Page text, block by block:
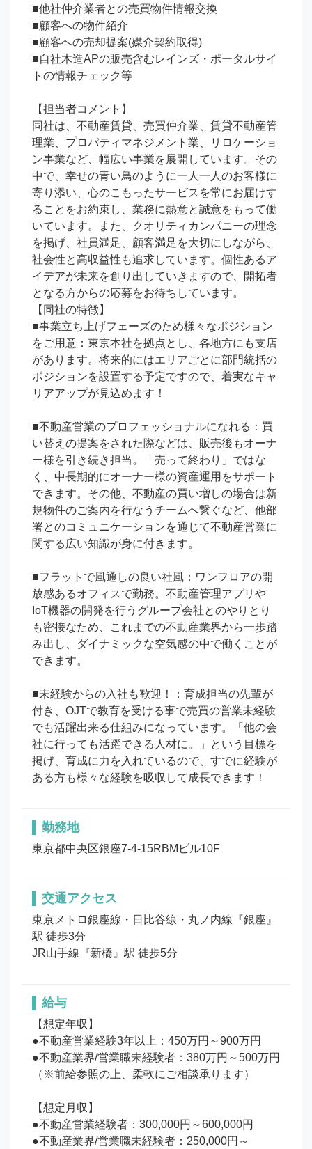
■他社仲介業者との売買物件情報交換
■顧客への物件紹介
■顧客への売却提案(媒介契約取得)
■自社木造APの販売含むレインズ・ポータルサイ
トの情報チェック等
【担当者コメント】
同社は、不動産賃貸、売買仲介業、賃貸不動産管
理業、プロパティマネジメント業、リロケーショ
ン事業など、幅広い事業を展開しています。その
中で、幸せの青い鳥のように一人一人のお客様に
寄り添い、心のこもったサービスを常にお届けす
ることをお約束し、業務に熱意と誠意をもって働
いています。また、クオリティカンパニーの理念
を掲げ、社員満足、顧客満足を大切にしながら、
社会性と高収益性も追求しています。個性あるア
イデアが未来を創り出していきますので、開拓者
となる方からの応募をお待ちしています。
【同社の特徴】
■事業立ち上げフェーズのため様々なポジション
をご用意：東京本社を拠点とし、各地方にも支店
があります。将来的にはエリアごとに部門統括の
ポジションを設置する予定ですので、着実なキャ
リアアップが見込めます！
■不動産営業のプロフェッショナルになれる：買
い替えの提案をされた際などは、販売後もオーナ
ー様を引き続き担当。「売って終わり」ではな
く、中長期的にオーナー様の資産運用をサポート
できます。その他、不動産の買い増しの場合は新
規物件のご案内を行なうチームへ繋ぐなど、他部
署とのコミュニケーションを通じて不動産営業に
関する広い知識が身に付きます。
■フラットで風通しの良い社風：ワンフロアの開
放感あるオフィスで勤務。不動産管理アプリや
IoT機器の開発を行うグループ会社とのやりとり
も密接なため、これまでの不動産業界から一歩踏
み出し、ダイナミックな空気感の中で働くことが
できます。
■未経験からの入社も歓迎！：育成担当の先輩が
付き、OJTで教育を受ける事で売買の営業未経験
でも活躍出来る仕組みになっています。「他の会
社に行っても活躍できる人材に。」という目標を
掲げ、育成に力を入れているので、すでに経験が
ある方も様々な経験を吸収して成長できます！
勤務地
東京都中央区銀座7-4-15RBMビル10F
交通アクセス
東京メトロ銀座線・日比谷線・丸ノ内線『銀座』
駅 徒歩3分
JR山手線『新橋』駅 徒歩5分
給与
【想定年収】
●不動産営業経験3年以上：450万円～900万円
●不動産業界/営業職未経験者：380万円～500万円
（※前給参照の上、柔軟にご相談承ります）
【想定月収】
●不動産営業経験者：300,000円～600,000円
●不動産業界/営業職未経験者：250,000円～